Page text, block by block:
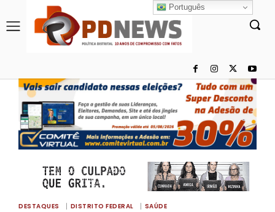
DESTAQUES DISTRITO FEDERAL SAÚDE
Português